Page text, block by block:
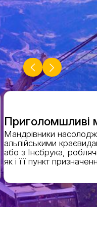
Приголомшливі
Мандрівники
альпійськими
або з Інсбрука,
як і її пункт